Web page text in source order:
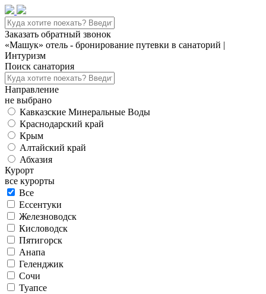
Заказать обратный звонок
«Машук» отель - бронирование путевки в санаторий |
Интуризм
Поиск санатория
Направление
не выбрано
Кавказские Минеральные Воды
Краснодарский край
Крым
Алтайский край
Абхазия
Курорт
все курорты
Все
Ессентуки
Железноводск
Кисловодск
Пятигорск
Анапа
Геленджик
Сочи
Туапсе